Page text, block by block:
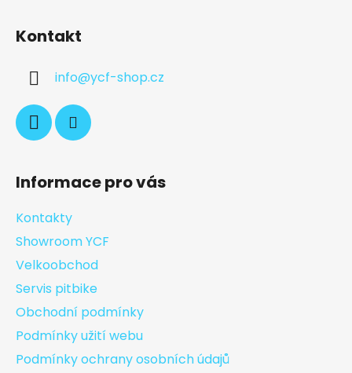
Kontakt
info@ycf-shop.cz
Informace pro vás
Kontakty
Showroom YCF
Velkoobchod
Servis pitbike
Obchodní podmínky
Podmínky užití webu
Podmínky ochrany osobních údajů